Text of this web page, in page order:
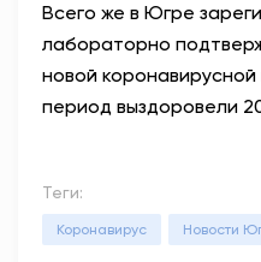
Всего же в Югре
лабораторно
новой
период выздоровели
Теги:
Коронавирус Новости